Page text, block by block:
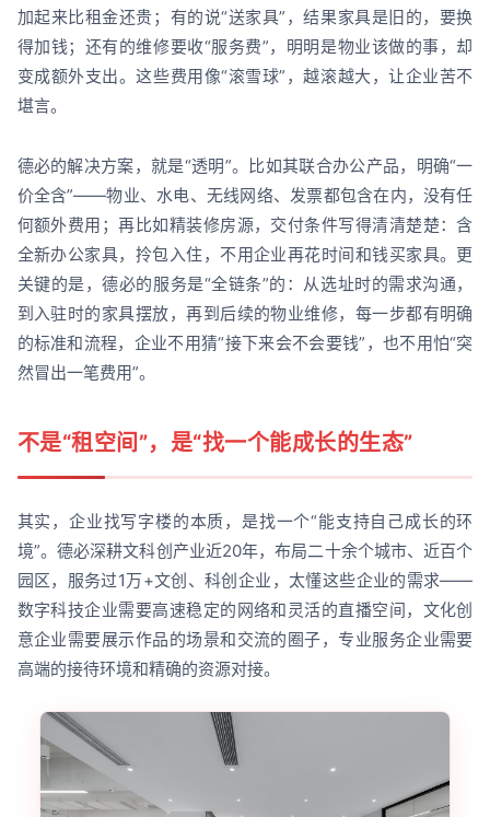
加起来比租金还贵；有的说“送家具”，结果家具是旧的，要换
得加钱；还有的维修要收“服务费”，明明是物业该做的事，却
变成额外支出。这些费用像“滚雪球”，越滚越大，让企业苦不
堪言。
德必的解决方案，就是“透明”。比如其联合办公产品，明确“一
价全含”——物业、水电、无线网络、发票都包含在内，没有任
何额外费用；再比如精装修房源，交付条件写得清清楚楚：含
全新办公家具，拎包入住，不用企业再花时间和钱买家具。更
关键的是，德必的服务是“全链条”的：从选址时的需求沟通，
到入驻时的家具摆放，再到后续的物业维修，每一步都有明确
的标准和流程，企业不用猜“接下来会不会要钱”，也不用怕“突
然冒出一笔费用”。
不是“租空间”，是“找一个能成长的生态”
其实，企业找写字楼的本质，是找一个“能支持自己成长的环
境”。德必深耕文科创产业近20年，布局二十余个城市、近百个
园区，服务过1万+文创、科创企业，太懂这些企业的需求——
数字科技企业需要高速稳定的网络和灵活的直播空间，文化创
意企业需要展示作品的场景和交流的圈子，专业服务企业需要
高端的接待环境和精确的资源对接。